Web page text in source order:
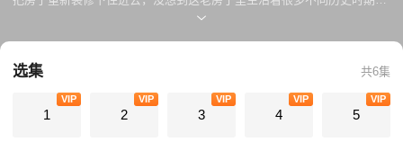
鬼，由于各自生活的时代不同，他们之间几乎难以沟通，鬼跟鬼、鬼跟人
选集 共6集
1
VIP
2
VIP
3
VIP
4
VIP
5
VIP